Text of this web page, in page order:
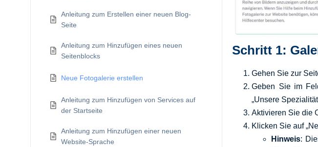
Anleitung zum Erstellen einer neuen Blog-
Seite
Anleitung zum Hinzufügen eines neuen
Seitenblocks
Neue Fotogalerie erstellen
Anleitung zum Hinzufügen von Services auf
der Startseite
Anleitung zum Hinzufügen einer neuen
Website-Sprache
Schritt 1:
Gehen Sie zur
Geben Sie im
„Unsere
Aktivieren Sie die
Klicken Sie auf
Hinweis: